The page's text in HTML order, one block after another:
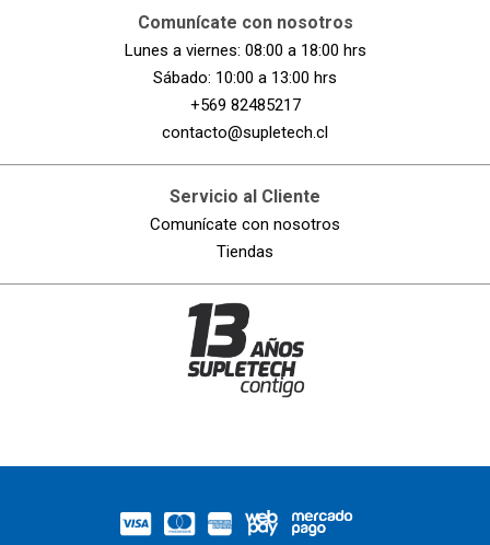
Comunícate con nosotros
Lunes a viernes: 08:00 a 18:00 hrs
Sábado: 10:00 a 13:00 hrs
+569 82485217
contacto@supletech.cl
Servicio al Cliente
Comunícate con nosotros
Tiendas